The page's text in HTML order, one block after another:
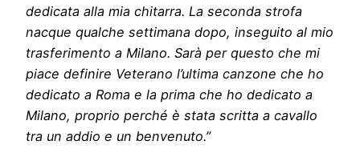
dedicata alla mia chitarra. La seconda strofa
nacque qualche settimana dopo, inseguito al mio
trasferimento a Milano. Sarà per questo che mi
piace definire Veterano l’ultima canzone che ho
dedicato a Roma e la prima che ho dedicato a
Milano, proprio perché è stata scritta a cavallo
tra un addio e un benvenuto.”